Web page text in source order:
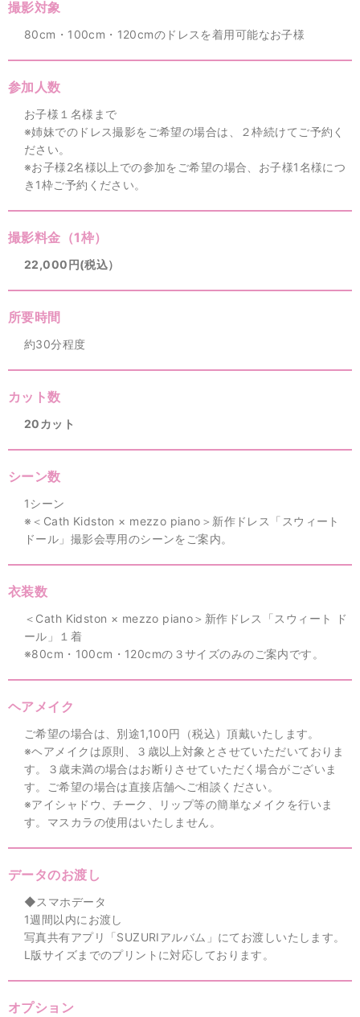
撮影対象
80cm・100cm・120cmのドレスを着用可能なお子様
参加人数
お子様１名様まで
※姉妹でのドレス撮影をご希望の場合は、２枠続けてご予約く
ださい。
※お子様2名様以上での参加をご希望の場合、お子様1名様につ
き1枠ご予約ください。
撮影料金（1枠）
22,000円(税込）
所要時間
約30分程度
カット数
20カット
シーン数
1シーン
※＜Cath Kidston × mezzo piano＞新作ドレス「スウィート
ドール」撮影会専用のシーンをご案内。
衣装数
＜Cath Kidston × mezzo piano＞新作ドレス「スウィート ド
ール」１着
※80cm・100cm・120cmの３サイズのみのご案内です。
ヘアメイク
ご希望の場合は、別途1,100円（税込）頂戴いたします。
※ヘアメイクは原則、３歳以上対象とさせていただいておりま
す。３歳未満の場合はお断りさせていただく場合がございま
す。ご希望の場合は直接店舗へご相談ください。
※アイシャドウ、チーク、リップ等の簡単なメイクを行いま
す。マスカラの使用はいたしません。
データのお渡し
◆スマホデータ
1週間以内にお渡し
写真共有アプリ「SUZURIアルバム」にてお渡しいたします。
L版サイズまでのプリントに対応しております。
オプション